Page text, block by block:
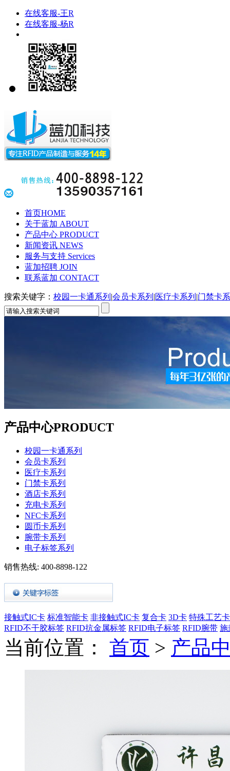
在线客服-王R
在线客服-杨R
首页HOME
关于蓝加 ABOUT
产品中心 PRODUCT
新闻资讯 NEWS
服务与支持 Services
蓝加招聘 JOIN
联系蓝加 CONTACT
搜索关键字： 校园一卡通系列 |会员卡系列 |医疗卡系列 |门禁卡
产品中心PRODUCT
校园一卡通系列
会员卡系列
医疗卡系列
门禁卡系列
酒店卡系列
充电卡系列
NFC卡系列
圆币卡系列
腕带卡系列
电子标签系列
销售热线: 400-8898-122
接触式IC卡 标准智能卡 非接触式IC卡 复合卡 3D卡 特殊工艺卡
RFID不干胶标签 RFID抗金属标签 RFID电子标签 RFID腕带 施
当前位置： 首页 > 产品